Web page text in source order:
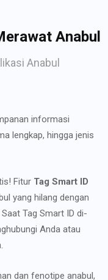
Anabul
Anabul
informasi
lengkap, hingga jenis
Fitur Tag Smart ID
yang hilang dengan
Tag Smart ID di-
Anda atau
dan fenotipe anabul,